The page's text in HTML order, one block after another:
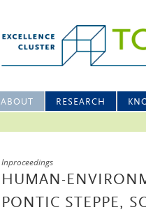
ABOUT RESEARCH
Inproceedings
HUMAN-
PONTIC STEPPE,